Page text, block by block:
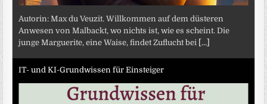
Autorin: Max du Veuzit. Willkommen auf dem düsteren
Anwesen von Malbackt, wo nichts ist, wie es scheint. Die
junge Marguerite, eine Waise, findet Zuflucht bei [...]
IT- und KI-Grundwissen für Einsteiger